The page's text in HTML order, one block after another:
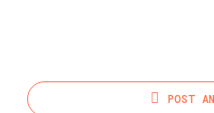
POST